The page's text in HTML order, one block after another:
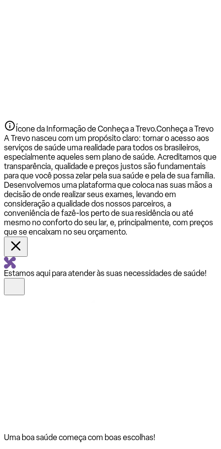
Ícone da Informação de Conheça a Trevo.Conheça a Trevo
A Trevo nasceu com um propósito claro: tornar o acesso aos
serviços de saúde uma realidade para todos os brasileiros,
especialmente aqueles sem plano de saúde. Acreditamos que
transparência, qualidade e preços justos são fundamentais
para que você possa zelar pela sua saúde e pela de sua família.
Desenvolvemos uma plataforma que coloca nas suas mãos a
decisão de onde realizar seus exames, levando em
consideração a qualidade dos nossos parceiros, a
conveniência de fazê-los perto de sua residência ou até
mesmo no conforto do seu lar, e, principalmente, com preços
que se encaixam no seu orçamento.
Estamos aqui para atender às suas necessidades de saúde!
Uma boa saúde começa com boas escolhas!